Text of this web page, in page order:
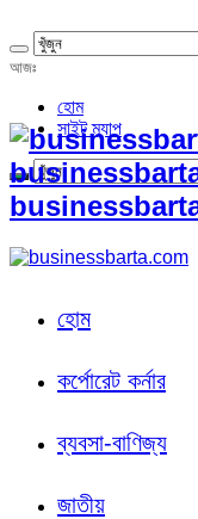
আজঃ
হোম
সাইট ম্যাপ
হোম
কর্পোরেট কর্নার
ব্যবসা-বাণিজ্য
জাতীয়